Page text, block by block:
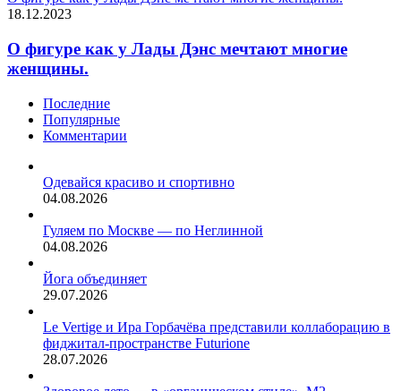
18.12.2023
О фигуре как у Лады Дэнс мечтают многие
женщины.
Последние
Популярные
Комментарии
Одевайся красиво и спортивно
04.08.2026
Гуляем по Москве — по Неглинной
04.08.2026
Йога объединяет
29.07.2026
Le Vertige и Ира Горбачёва представили коллаборацию в
фиджитал-пространстве Futurione
28.07.2026